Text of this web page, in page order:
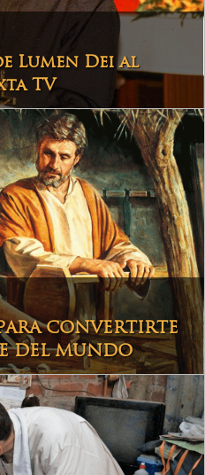
Lumen Dei al
TV
CONVERTIRTE
DEL MUNDO